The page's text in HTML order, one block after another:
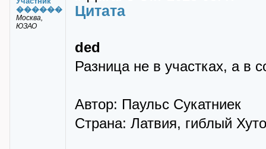
������
Москва,
ЮЗАО
Цитата
ded
Разница не в участках, а в
Автор: Паульс Сукатниек
Страна: Латвия, гиблый